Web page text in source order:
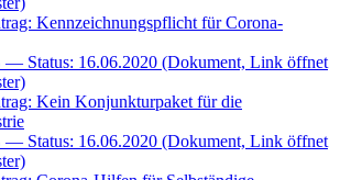
Kennzeichnungspflicht für Corona-
— Status: 16.06.2020 (Dokument, Link öffnet
Kein Konjunkturpaket für die
— Status: 16.06.2020 (Dokument, Link öffnet